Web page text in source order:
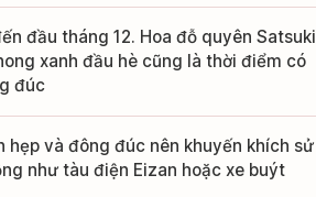
đầu tháng 12. Hoa đỗ quyên Satsuki
xanh đầu hè cũng là thời điểm có
đúc
hẹp và đông đúc nên khuyến khích sử
như tàu điện Eizan hoặc xe buýt